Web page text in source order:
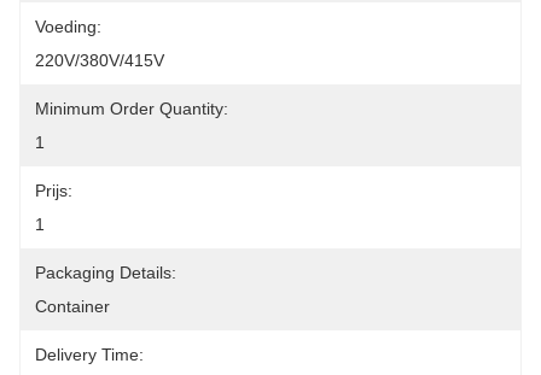
Voeding:
220V/380V/415V
Minimum Order Quantity:
1
Prijs:
1
Packaging Details:
Container
Delivery Time: